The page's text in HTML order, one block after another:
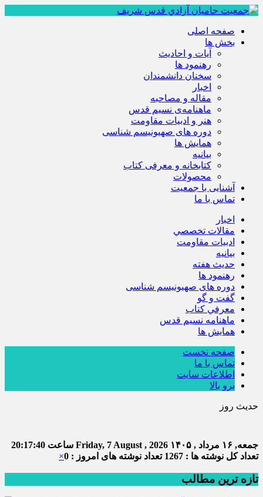
صفحه اصلی
بخش ها
آیات و احادیث
رهنمود ها
سخنان دانشمندان
اخبار
مقاله و مصاحبه
ماهنامه‌ی نسیم قدس
هنر و ادبیات مقاومت
دوره های صهیونیسم شناسی
همايش ها
بيانيه
کتابخانه و معرفی کتاب
محصولات
آشنایی با جمعیت
تماس با ما
اخبار
مقالات تخصصي
ادبيات مقاومت
بيانيه
حديث هفته
رهنمود ها
دوره های صهیونیسم شناسی
گفت و گو
معرفي كتاب
ماهنامه نسيم قدس
همايش ها
صفحه نخست
تماس با ما
اطلاعات سایت
برو بالا
حدیث روز
جمعه, ۱۶ مرداد , ۱۴۰۵ Friday, 7 August , 2026 ساعت 20:17:40
تعداد کل نوشته ها : 1267
تعداد نوشته های امروز : 0 ×
تازه ترین مطالب